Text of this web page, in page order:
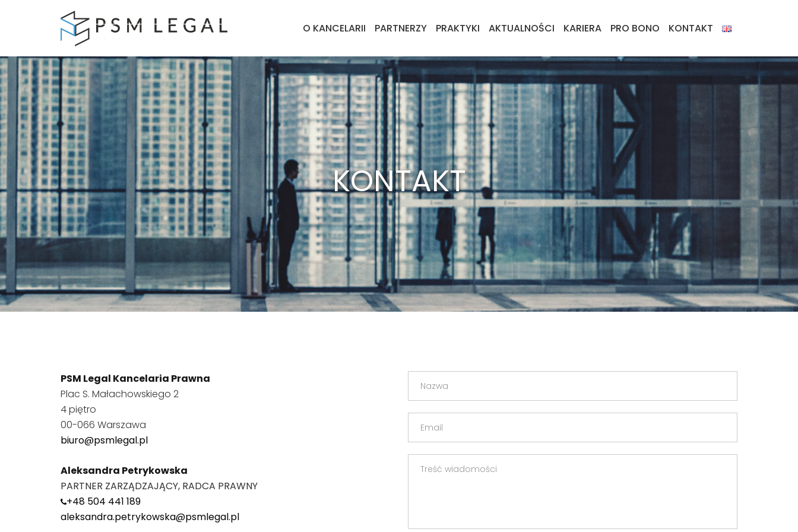
O KANCELARII PARTNERZY PRAKTYKI AKTUALNOŚCI KARIERA PRO BONO KONTAKT
KONTAKT
PSM Legal Kancelaria Prawna
Plac S. Małachowskiego 2
4 piętro
00-066 Warszawa
biuro@psmlegal.pl
Aleksandra Petrykowska
PARTNER ZARZĄDZAJĄCY, RADCA PRAWNY
+48 504 441 189
aleksandra.petrykowska@psmlegal.pl